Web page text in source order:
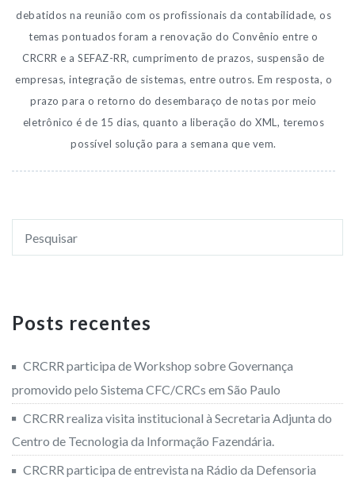
debatidos na reunião com os profissionais da contabilidade, os
temas pontuados foram a renovação do Convênio entre o
CRCRR e a SEFAZ-RR, cumprimento de prazos, suspensão de
empresas, integração de sistemas, entre outros. Em resposta, o
prazo para o retorno do desembaraço de notas por meio
eletrônico é de 15 dias, quanto a liberação do XML, teremos
possível solução para a semana que vem.
Posts recentes
CRCRR participa de Workshop sobre Governança
promovido pelo Sistema CFC/CRCs em São Paulo
CRCRR realiza visita institucional à Secretaria Adjunta do
Centro de Tecnologia da Informação Fazendária.
CRCRR participa de entrevista na Rádio da Defensoria